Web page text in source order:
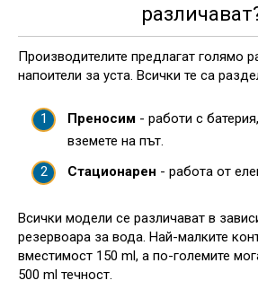
Производителите предлагат голямо
напоители за уста. Всички те са
Преносим - работи с
вземете на път.
Стационарен - работа от
Всички модели се различават в
резервоара за вода. Най-малките
вместимост 150 ml, а по-големите
500 ml течност.